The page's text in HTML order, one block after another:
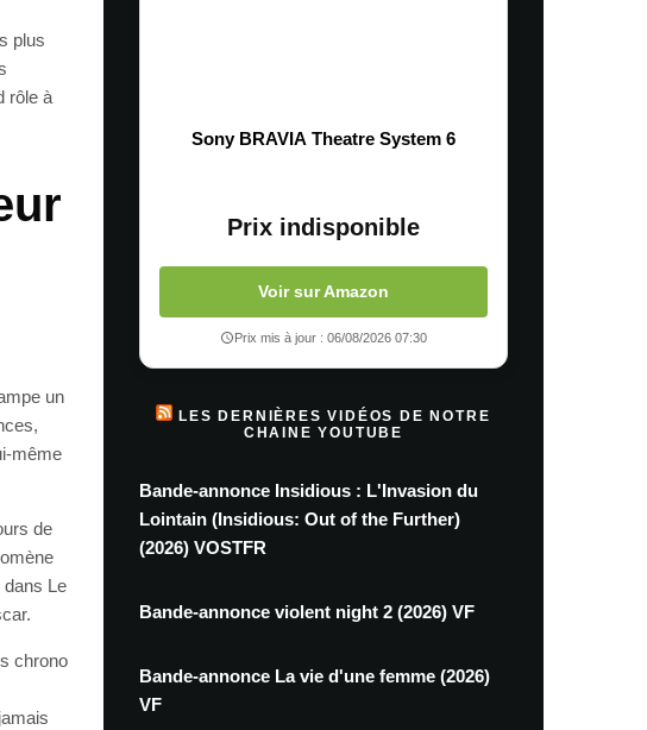
plus
rôle à
un
même
de
Le
chrono
Sony BRAVIA Theatre System 6
Prix indisponible
Voir sur Amazon
Prix mis à jour : 06/08/2026 07:30
LES DERNIÈRES VIDÉOS DE NOTRE
CHAINE YOUTUBE
Bande-annonce Insidious : L'Invasion du
Lointain (Insidious: Out of the Further)
(2026) VOSTFR
Bande-annonce violent night 2 (2026) VF
Bande-annonce La vie d'une femme (2026)
VF